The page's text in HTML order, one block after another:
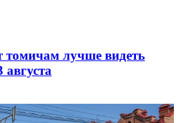
томичам лучше видеть